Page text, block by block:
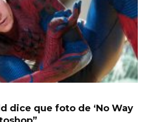
dice que foto de ‘No Way